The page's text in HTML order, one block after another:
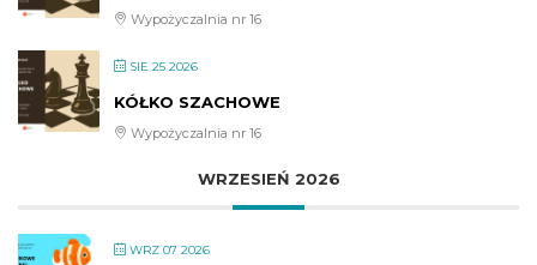
Wypożyczalnia nr 16
SIE 25 2026
KÓŁKO SZACHOWE
Wypożyczalnia nr 16
WRZESIEŃ 2026
WRZ 07 2026